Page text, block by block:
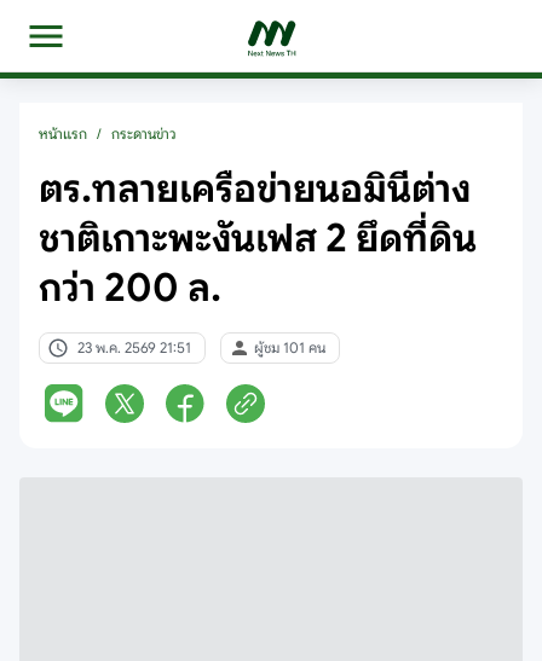
หน้าแรก / กระดานข่าว
ตร.ทลายเครือข่ายนอมินีต่าง
ชาติเกาะพะงันเฟส 2 ยึดที่ดิน
กว่า 200 ล.
23 พ.ค. 2569 21:51 ผู้ชม 101 คน